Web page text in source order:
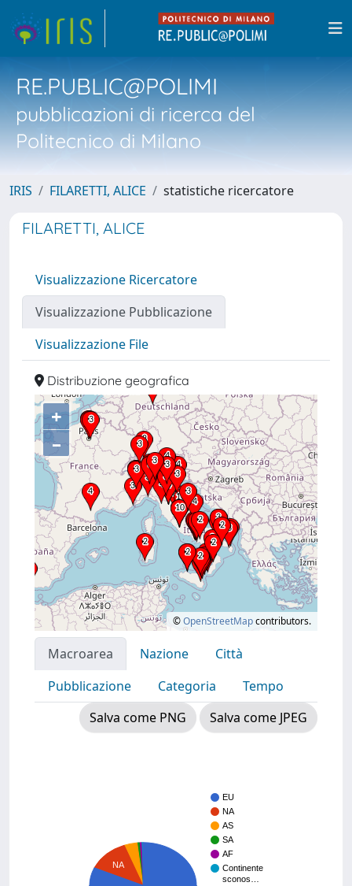
RE.PUBLIC@POLIMI
pubblicazioni di ricerca del
Politecnico di Milano
IRIS FILARETTI, ALICE statistiche ricercatore
FILARETTI, ALICE
Visualizzazione Ricercatore
Visualizzazione Pubblicazione
Visualizzazione File
Distribuzione geografica
+
–
©OpenStreetMapcontributors.
Macroarea Nazione
Città
Pubblicazione
Categoria
Tempo
Salva come PNG
Salva come JPEG
EU
NA
AS
SA
AF
Continente
sconos…
NA